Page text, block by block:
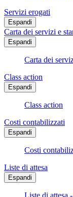
Servizi erogati
Espandi
Carta dei servizi e
Espandi
Carta dei
Class action
Espandi
Class action
Costi contabilizzati
Espandi
Costi
Liste di attesa
Espandi
Liste di attesa